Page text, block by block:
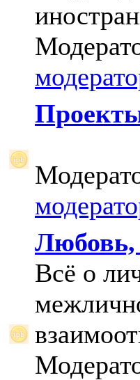
Всё о